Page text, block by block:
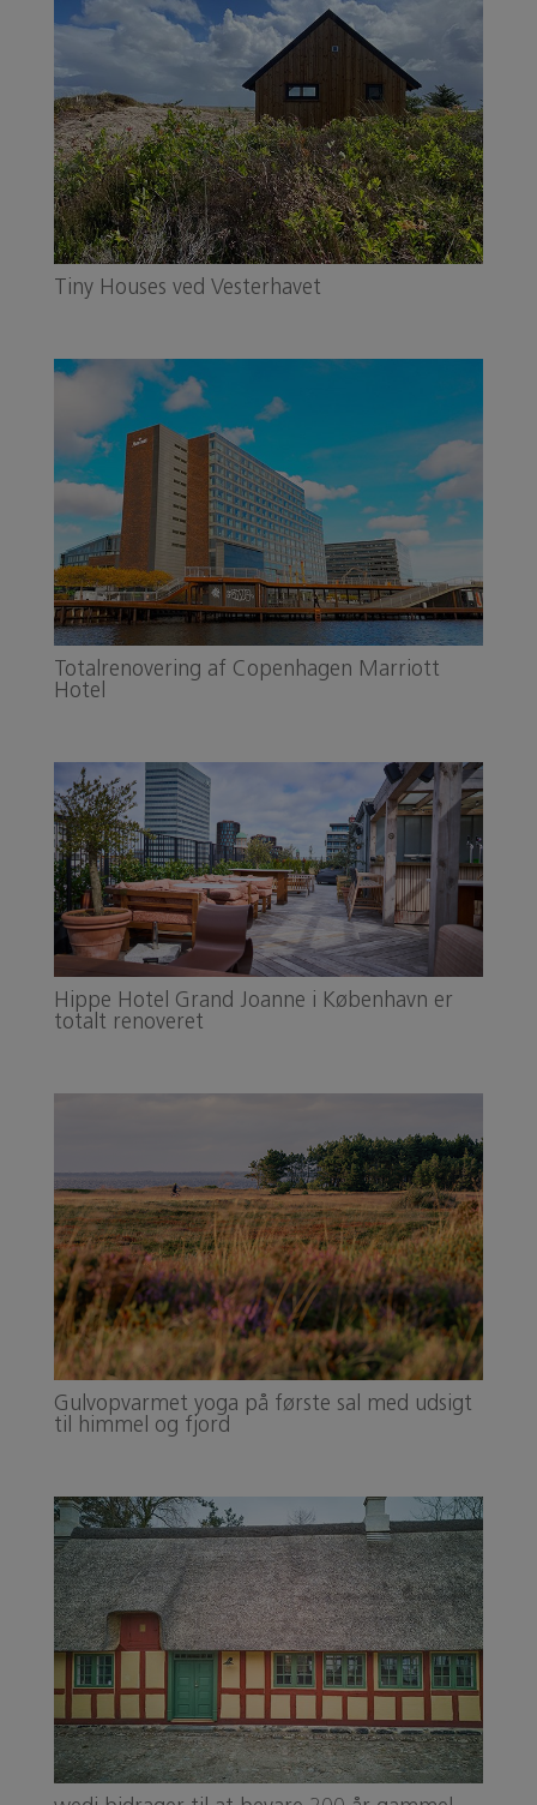
Tiny Houses ved Vesterhavet
Totalrenovering af Copenhagen Marriott
Hotel
Hippe Hotel Grand Joanne i København er
totalt renoveret
Gulvopvarmet yoga på første sal med udsigt
til himmel og fjord